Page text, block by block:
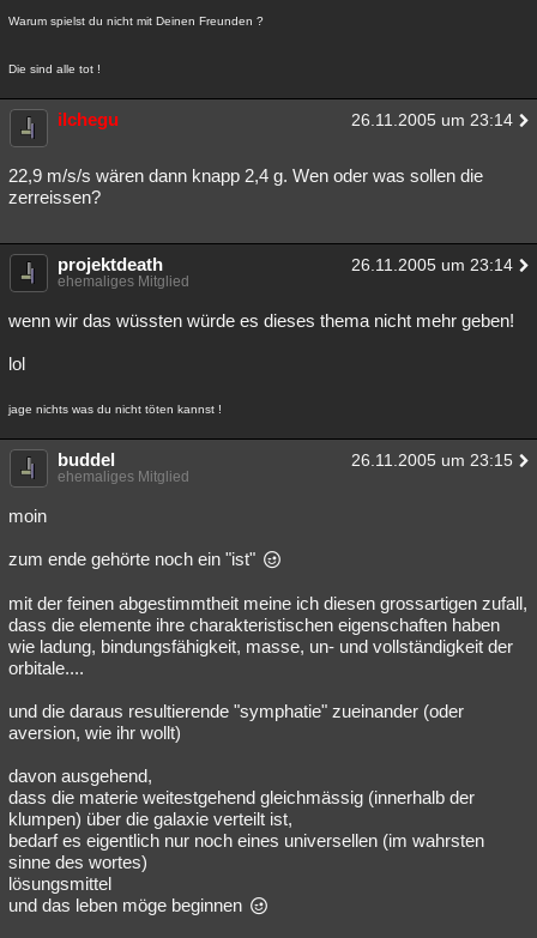
Warum spielst du nicht mit Deinen Freunden ?
Die sind alle tot !
ilchegu 26.11.2005 um 23:14
22,9 m/s/s wären dann knapp 2,4 g. Wen oder was sollen die
zerreissen?
projektdeath 26.11.2005 um 23:14
ehemaliges Mitglied
wenn wir das wüssten würde es dieses thema nicht mehr geben!
lol
jage nichts was du nicht töten kannst !
buddel 26.11.2005 um 23:15
ehemaliges Mitglied
moin
zum ende gehörte noch ein "ist"
mit der feinen abgestimmtheit meine ich diesen grossartigen zufall,
dass die elemente ihre charakteristischen eigenschaften haben
wie ladung, bindungsfähigkeit, masse, un- und vollständigkeit der
orbitale....
und die daraus resultierende "symphatie" zueinander (oder
aversion, wie ihr wollt)
davon ausgehend,
dass die materie weitestgehend gleichmässig (innerhalb der
klumpen) über die galaxie verteilt ist,
bedarf es eigentlich nur noch eines universellen (im wahrsten
sinne des wortes)
lösungsmittel
und das leben möge beginnen